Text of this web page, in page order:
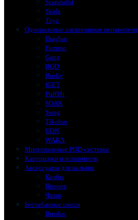
Scandalist
Skala
Toyz
Одноразовые электронные испарители
Dragbar
Fummo
Gang
HQD
Husky
IGET
PuffMi
SOAK
Swog
Tikobar
UDN
WAKA
Многоразовые POD-системы
Картриджи и испарители
Аксессуары для кальяна
Колбы
Прочее
Чаши
Бестабачные смеси
Brusko